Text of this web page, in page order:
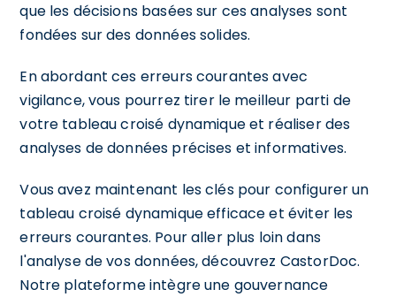
que les décisions basées sur ces analyses sont
fondées sur des données solides.
En abordant ces erreurs courantes avec
vigilance, vous pourrez tirer le meilleur parti de
votre tableau croisé dynamique et réaliser des
analyses de données précises et informatives.
Vous avez maintenant les clés pour configurer un
tableau croisé dynamique efficace et éviter les
erreurs courantes. Pour aller plus loin dans
l'analyse de vos données, découvrez CastorDoc.
Notre plateforme intègre une gouvernance